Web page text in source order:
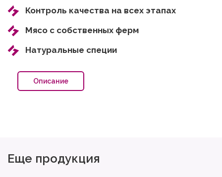
Контроль качества на всех этапах
Мясо с собственных ферм
Натуральные специи
Описание
Еще продукция